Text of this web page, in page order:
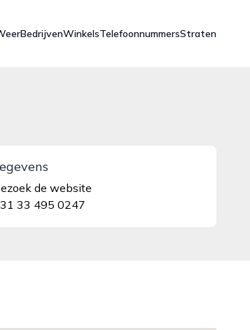
BedrijvenWinkelsTelefoonnummersStraten
de website
33 495 0247